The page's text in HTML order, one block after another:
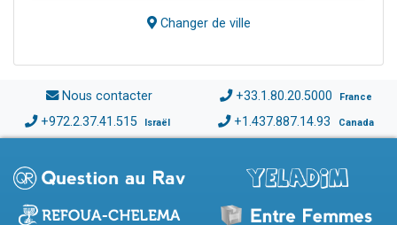
Changer de ville
Nous contacter +33.1.80.20.5000 France
+972.2.37.41.515 Israël +1.437.887.14.93 Canada